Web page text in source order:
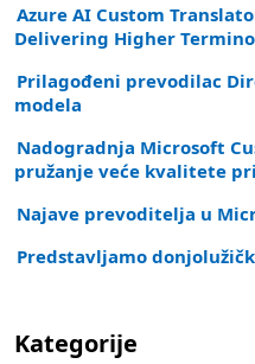
Azure AI Custom
Delivering Higher
Prilagođeni prevodilac
modela
Nadogradnja Microsoft
pružanje veće kvalitete
Najave prevoditelja u
Predstavljamo
Kategorije